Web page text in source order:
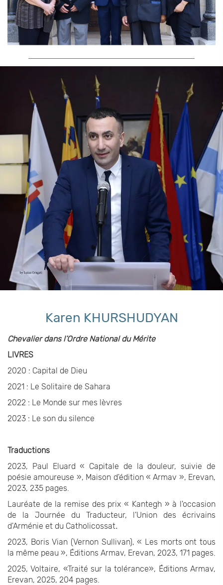
Karen KHURSHUDYAN
Chevalier dans l’Ordre National du Mérite
LIVRES
2020 : Capital de Dieu
2021 : Le Solitaire de Sahara
2022 : Le Monde sur mes lèvres
2023 : Le son du silence
Traductions
2023, Paul Eluard « Capitale de la douleur, suivie de
poésie amoureuse », Maison d'édition « Armav », Erevan,
2023, 235 pages.
Lauréate de la remise des prix « Kantegh » à l'occasion
de la Journée du Traducteur, l'Union des écrivains
d'Arménie et du Catholicossat.
2023, Boris Vian (Vernon Sullivan), « Les morts ont tous
la même peau », Éditions Armav, Erevan, 2023, 171 pages.
2025, Voltaire, «Traité sur la tolérance», Éditions Armav,
Erevan, 2025, 204 pages.